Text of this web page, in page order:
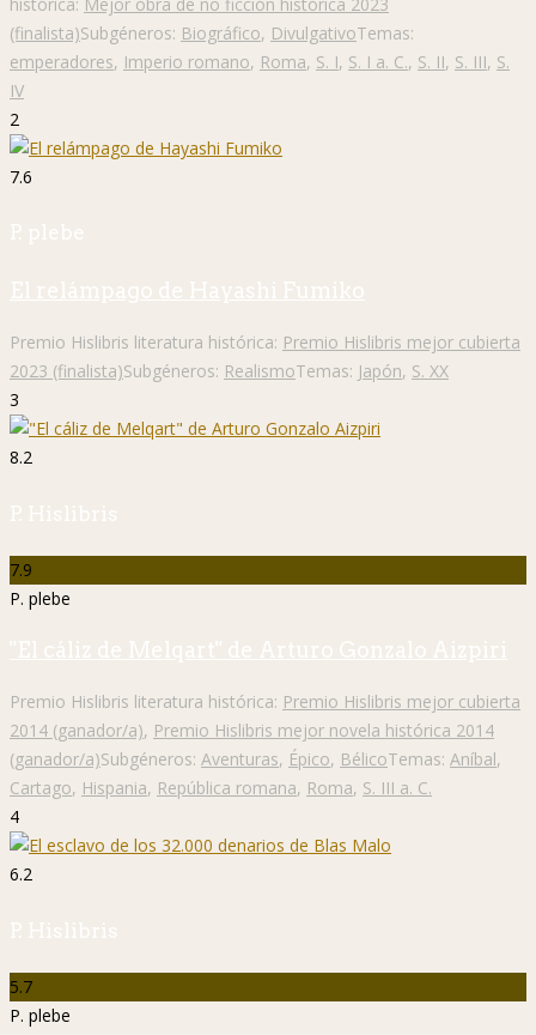
(finalista)Subgéneros: Biográfico, DivulgativoTemas:
emperadores, Imperio romano, Roma, S. I, S. I a. C., S. II, S. III, S.
IV
2
7.6
P. plebe
El relámpago de Hayashi Fumiko
Premio Hislibris literatura histórica: Premio Hislibris mejor cubierta
2023 (finalista)Subgéneros: RealismoTemas: Japón, S. XX
3
8.2
P. Hislibris
7.9
P. plebe
"El cáliz de Melqart" de Arturo Gonzalo Aizpiri
Premio Hislibris literatura histórica: Premio Hislibris mejor cubierta
2014 (ganador/a), Premio Hislibris mejor novela histórica 2014
(ganador/a)Subgéneros: Aventuras, Épico, BélicoTemas: Aníbal,
Cartago, Hispania, República romana, Roma, S. III a. C.
4
6.2
P. Hislibris
5.7
P. plebe